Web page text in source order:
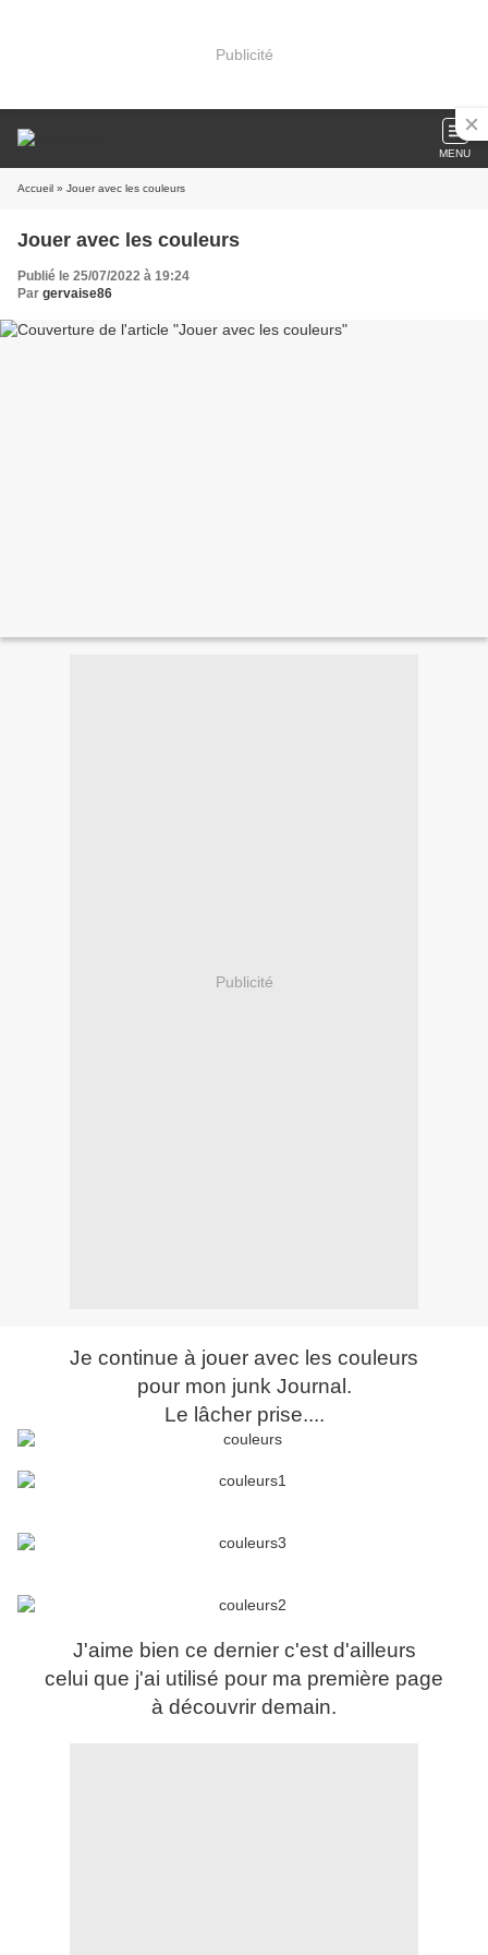
Publicité
MENU
Accueil » Jouer avec les couleurs
Jouer avec les couleurs
Publié le 25/07/2022 à 19:24
Par gervaise86
Publicité
Je continue à jouer avec les couleurs
pour mon junk Journal.
Le lâcher prise....
J'aime bien ce dernier c'est d'ailleurs
celui que j'ai utilisé pour ma première page
à découvrir demain.